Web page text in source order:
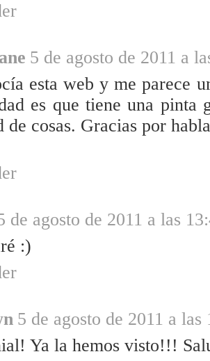
5 de agosto de 2011 a
esta web y me parece
es que tiene una pinta
cosas. Gracias por
de agosto de 2011 a las
:)
5 de agosto de 2011 a las
Ya la hemos visto!!!